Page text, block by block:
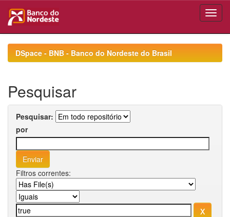
navigationDSpace - BNB - Banco do Nordeste do Brasil
Pesquisar
Pesquisar:
por
Filtros correntes: